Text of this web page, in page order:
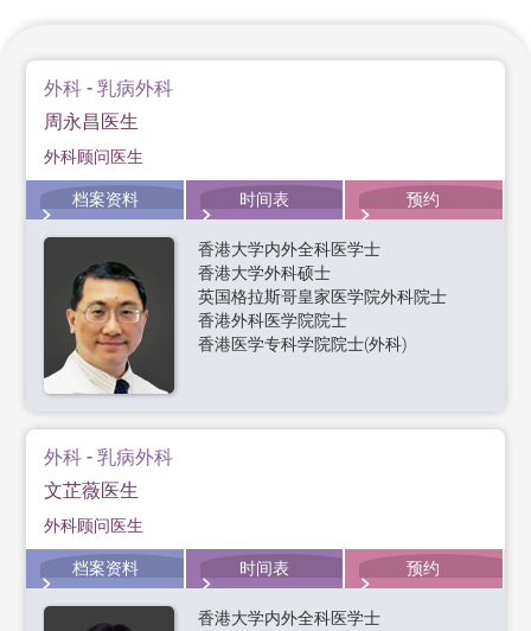
外科 - 乳病外科
周永昌医生
外科顾问医生
档案资料 时间表 预约
香港大学内外全科医学士
香港大学外科硕士
英国格拉斯哥皇家医学院外科院士
香港外科医学院院士
香港医学专科学院院士(外科)
外科 - 乳病外科
文芷薇医生
外科顾问医生
档案资料 时间表 预约
香港大学内外全科医学士